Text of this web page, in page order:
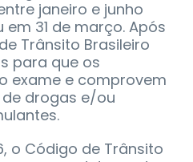
janeiro e junho
31 de março. Após
Trânsito Brasileiro
para que os
exame e comprovem
drogas e/ou
o Código de Trânsito